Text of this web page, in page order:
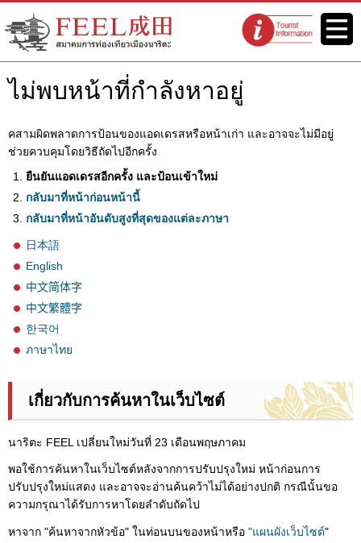
เว็บไซต์สมาคมการท่องเที่ยวเมือง
นาริตะ FEEL นาริตะ
จุดแนะนำนัก
ท่องเที่ยว
เมนู
ไม่พบหน้าที่กำลังหาอยู่
คสามผิดพลาดการป้อนของแอดเดรสหรือหน้าเก่า และอาจจะไม่มีอยู่
ช่วยควบคุมโดยวิธีถัดไปอีกครั้ง
ยืนยันแอดเดรสอีกครั้ง และป้อนเข้าใหม่
กลับมาที่หน้าก่อนหน้านี้
กลับมาที่หน้าอันดับสูงที่สุดของแต่ละภาษา
日本語
English
中文简体字
中文繁體字
한국어
ภาษาไทย
เกี่ยวกับการค้นหาในเว็บไซต์
นาริตะ FEEL เปลี่ยนใหม่วันที่ 23 เดือนพฤษภาคม
พอใช้การค้นหาในเว็บไซต์หลังจากการปรับปรุงใหม่ หน้าก่อนการ
ปรับปรุงใหม่แสดง และอาจจะอ่านค้นคว้าไม่ได้อย่างปกติ กรณีนั้นขอ
ความกรุณาได้รับการหาโดยลำดับถัดไป
หาจาก "ค้นหาจากหัวข้อ" ในท่อนบนของหน้าหรือ "แผนผังเว็บไซต์"